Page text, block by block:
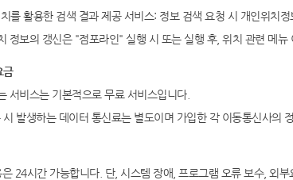
를 활용한 검색 결과 제공 서비스: 정보 검색 요청 시 개인위치
정보의 갱신은 "점포라인" 실행 시 또는 실행 후, 위치 관련 메
금
서비스는 기본적으로 무료 서비스입니다.
발생하는 데이터 통신료는 별도이며 가입한 각 이동통신사의
24시간 가능합니다. 단, 시스템 장애, 프로그램 오류 보수, 외